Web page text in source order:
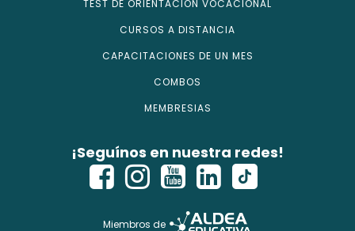
TEST DE ORIENTACIÓN VOCACIONAL
CURSOS A DISTANCIA
CAPACITACIONES DE UN MES
COMBOS
MEMBRESIAS
¡Seguínos en nuestra redes!
Miembros de